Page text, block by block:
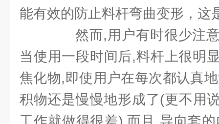
能有效的防止料杆弯曲变形，这
然而,用户有时很少注意
当使用一段时间后,料杆上很明
焦化物,即使用户在每次都认真
积物还是慢慢地形成了(更不用
工作就做得很差),而且,导向套